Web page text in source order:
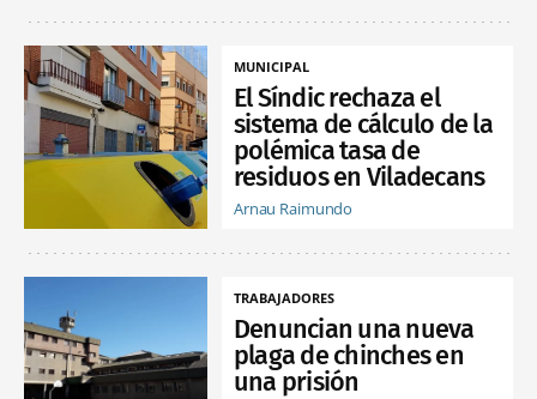
MUNICIPAL
El Síndic rechaza el
sistema de cálculo de la
polémica tasa de
residuos en Viladecans
Arnau Raimundo
TRABAJADORES
Denuncian una nueva
plaga de chinches en
una prisión